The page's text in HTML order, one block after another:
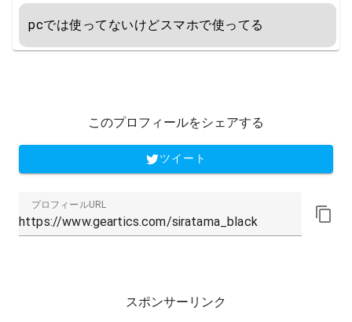
セリング / PSE技術基準適合】ブラ
pcでは使ってないけどスマホで使ってる
このプロフィールをシェアする
ツイート
プロフィールURL
スポンサーリンク